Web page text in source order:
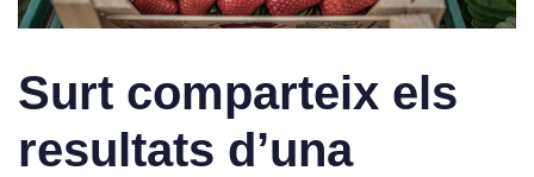
Surt comparteix els
resultats d’una